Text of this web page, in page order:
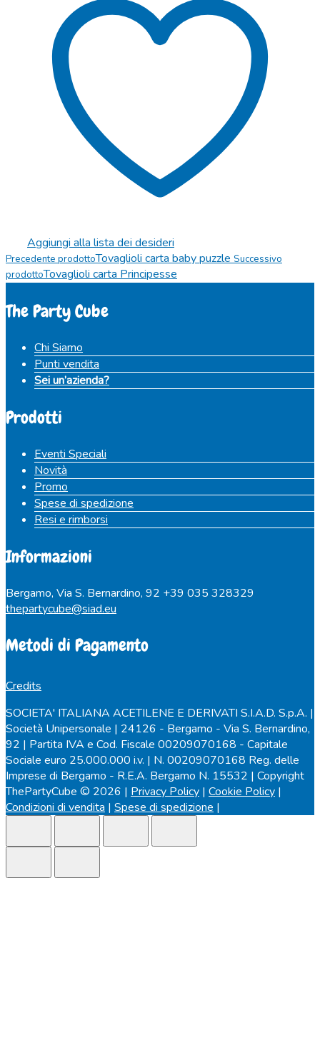
Aggiungi alla lista dei desideri
Precedente prodottoTovaglioli carta baby puzzle Successivo
prodottoTovaglioli carta Principesse
The Party Cube
Chi Siamo
Punti vendita
Sei un’azienda?
Prodotti
Eventi Speciali
Novità
Promo
Spese di spedizione
Resi e rimborsi
Informazioni
Bergamo, Via S. Bernardino, 92 +39 035 328329
thepartycube@siad.eu
Metodi di Pagamento
Credits
SOCIETA' ITALIANA ACETILENE E DERIVATI S.I.A.D. S.p.A. |
Società Unipersonale | 24126 - Bergamo - Via S. Bernardino,
92 | Partita IVA e Cod. Fiscale 00209070168 - Capitale
Sociale euro 25.000.000 i.v. | N. 00209070168 Reg. delle
Imprese di Bergamo - R.E.A. Bergamo N. 15532 | Copyright
ThePartyCube © 2026 | Privacy Policy | Cookie Policy |
Condizioni di vendita | Spese di spedizione |